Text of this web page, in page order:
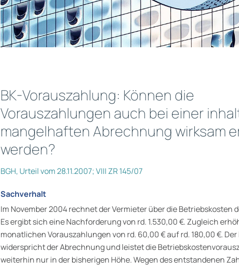
BK-Vorauszahlung: Können die
Vorauszahlungen auch bei einer
mangelhaften Abrechnung wirksam
werden?
BGH, Urteil vom 28.11.2007; VIII ZR 145/07
Sachverhalt
Im November 2004 rechnet der Vermieter über die Betriebskosten
Es ergibt sich eine Nachforderung von rd. 1.530,00 €. Zugleich
monatlichen Vorauszahlungen von rd. 60,00 € auf rd. 180,00 €.
widerspricht der Abrechnung und leistet die
weiterhin nur in der bisherigen Höhe. Wegen des entstandenen